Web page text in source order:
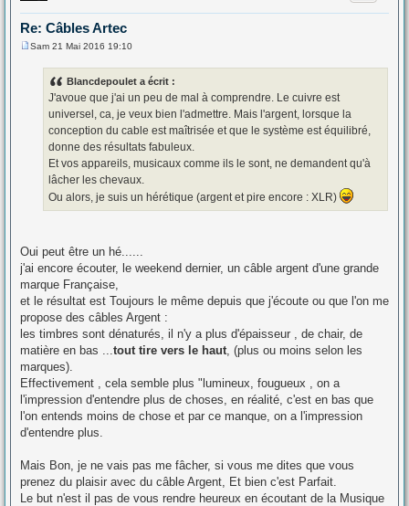
Re: Câbles Artec
Sam 21 Mai 2016 19:10
Blancdepoulet a écrit :
J'avoue que j'ai un peu de mal à comprendre. Le cuivre est
universel, ca, je veux bien l'admettre. Mais l'argent, lorsque la
conception du cable est maîtrisée et que le système est équilibré,
donne des résultats fabuleux.
Et vos appareils, musicaux comme ils le sont, ne demandent qu'à
lâcher les chevaux.
Ou alors, je suis un hérétique (argent et pire encore : XLR)
Oui peut être un hé......
j'ai encore écouter, le weekend dernier, un câble argent d'une grande
marque Française,
et le résultat est Toujours le même depuis que j'écoute ou que l'on me
propose des câbles Argent :
les timbres sont dénaturés, il n'y a plus d'épaisseur , de chair, de
matière en bas ... tout tire vers le haut , (plus ou moins selon les
marques).
Effectivement , cela semble plus "lumineux, fougueux , on a
l'impression d'entendre plus de choses, en réalité, c'est en bas que
l'on entends moins de chose et par ce manque, on a l'impression
d'entendre plus.
Mais Bon, je ne vais pas me fâcher, si vous me dites que vous
prenez du plaisir avec du câble Argent, Et bien c'est Parfait.
Le but n'est il pas de vous rendre heureux en écoutant de la Musique